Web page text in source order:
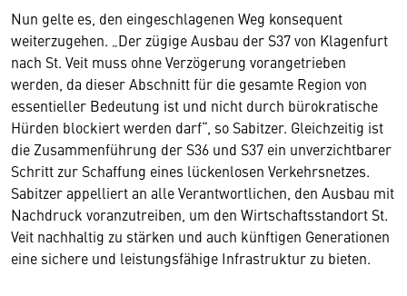
Nun gelte es, den eingeschlagenen Weg konsequent
weiterzugehen. „Der zügige Ausbau der S37 von Klagenfurt
nach St. Veit muss ohne Verzögerung vorangetrieben
werden, da dieser Abschnitt für die gesamte Region von
essentieller Bedeutung ist und nicht durch bürokratische
Hürden blockiert werden darf“, so Sabitzer. Gleichzeitig ist
die Zusammenführung der S36 und S37 ein unverzichtbarer
Schritt zur Schaffung eines lückenlosen Verkehrsnetzes.
Sabitzer appelliert an alle Verantwortlichen, den Ausbau mit
Nachdruck voranzutreiben, um den Wirtschaftsstandort St.
Veit nachhaltig zu stärken und auch künftigen Generationen
eine sichere und leistungsfähige Infrastruktur zu bieten.